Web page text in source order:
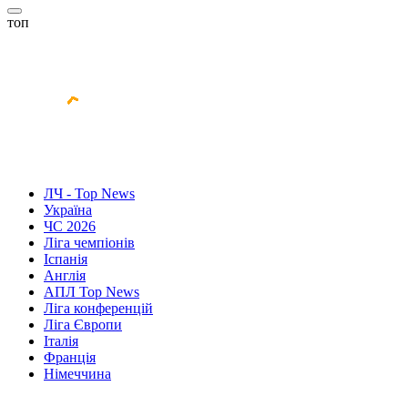
топ
ЛЧ - Top News
Україна
ЧС 2026
Ліга чемпіонів
Іспанія
Англія
АПЛ Top News
Ліга конференцій
Ліга Європи
Італія
Франція
Німеччина